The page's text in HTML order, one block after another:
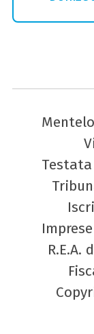
R.E.A.